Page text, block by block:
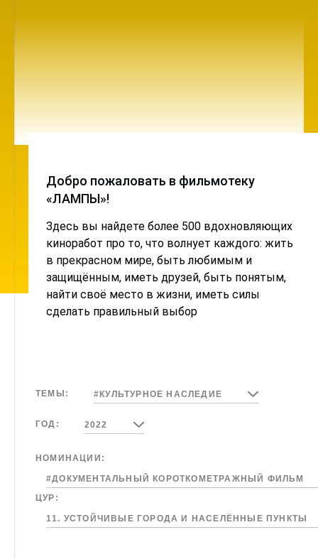
Добро пожаловать в фильмотеку
«ЛАМПЫ»!
Здесь вы найдете более 500 вдохновляющих
киноработ про то, что волнует каждого: жить
в прекрасном мире, быть любимым и
защищённым, иметь друзей, быть понятым,
найти своё место в жизни, иметь силы
сделать правильный выбор
ТЕМЫ: #КУЛЬТУРНОЕ НАСЛЕДИЕ
ГОД: 2022
НОМИНАЦИИ:
#ДОКУМЕНТАЛЬНЫЙ КОРОТКОМЕТРАЖНЫЙ ФИЛЬМ
ЦУР:
11. УСТОЙЧИВЫЕ ГОРОДА И НАСЕЛЁННЫЕ ПУНКТЫ